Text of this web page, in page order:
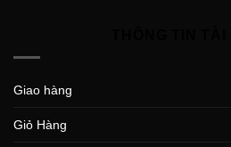
Giao hàng
Giỏ Hàng